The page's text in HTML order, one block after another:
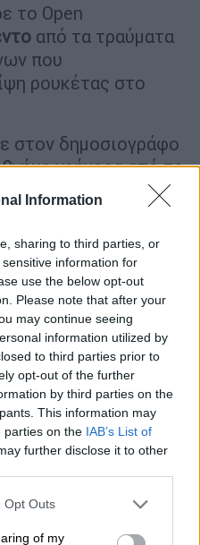
Information
sharing to third parties, or
information for
use the below opt-out
Please note that after your
may continue seeing
information utilized by
to third parties prior to
opt-out of the further
by third parties on the
This information may
parties on the IAB’s List of
further disclose it to other
uses one or more Google
behaviour. You may click to
Opt Outs
of my
το Open
από τα τραύματα
που
ρουκέτας στο
στον δημοσιογράφο
γρήγορα από το
επίθεση με
με
και τον άλλο
.
video